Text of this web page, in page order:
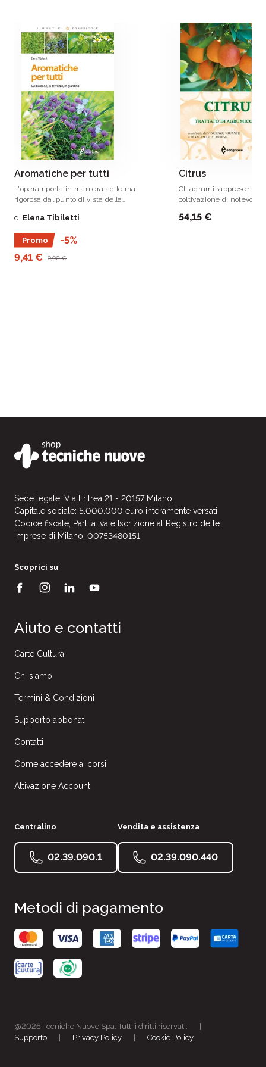
Aromatiche per tutti
L'opera riporta in maniera agile ma
rigorosa dal punto di vista della
per mantenere al meglio, curare dalle
malattie e dai parassiti che le colpiscono,
raccogliere e conservare fuori stagione le
vostre piante aromatiche sul davanzale,
sul balcone o in giardino.
di Elena Tibiletti
Promo
-5%
9,41 €
9,90 €
Citrus
Gli agrumi
coltivazione di notevole
interessi su scala
54,15 €
Sede legale: Via Eritrea 21 - 20157 Milano.
Capitale sociale: 5.000.000 euro interamente versati.
Codice fiscale, Partita Iva e Iscrizione al Registro delle
Imprese di Milano: 00753480151
Scoprici su
Aiuto e contatti
Carte Cultura
Chi siamo
Termini & Condizioni
Supporto abbonati
Contatti
Come accedere ai corsi
Attivazione Account
Centralino
02.39.090.1
Vendita e assistenza
02.39.090.440
Metodi di pagamento
@2026 Tecniche Nuove Spa. Tutti i diritti riservati.
|
Supporto
| Privacy Policy | Cookie Policy